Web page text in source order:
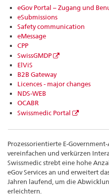
eGov Portal – Zugang und
eSubmissions
Safety communication
eMessage
CPP
SwissGMDP
ElViS
B2B Gateway
Licences - major changes
NDS-WEB
OCABR
Swissmedic Portal
Prozessorientierte E-
vereinfachen und verkürzen
Swissmedic strebt eine hohe
eGov Services an und erweitert
Jahren laufend, um die
erleichtern.